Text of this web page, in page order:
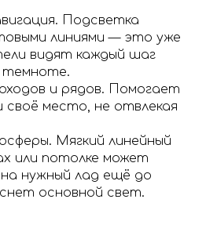
Подсветка
линиями — это уже
видят каждый шаг
темноте.
и рядов. Помогает
место, не отвлекая
Мягкий линейный
или потолке может
нужный лад ещё до
основной свет.